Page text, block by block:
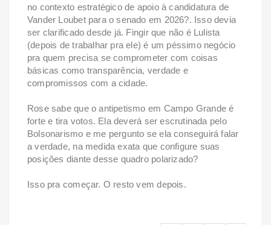
no contexto estratégico de apoio à candidatura de
Vander Loubet para o senado em 2026?. Isso devia
ser clarificado desde já. Fingir que não é Lulista
(depois de trabalhar pra ele) é um péssimo negócio
pra quem precisa se comprometer com coisas
básicas como transparência, verdade e
compromissos com a cidade.
Rose sabe que o antipetismo em Campo Grande é
forte e tira votos. Ela deverá ser escrutinada pelo
Bolsonarismo e me pergunto se ela conseguirá falar
a verdade, na medida exata que configure suas
posições diante desse quadro polarizado?
Isso pra começar. O resto vem depois.